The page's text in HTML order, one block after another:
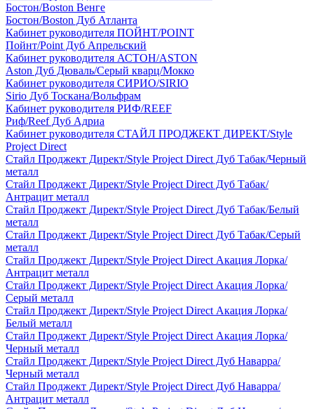
Бостон/Boston Венге
Бостон/Boston Дуб Атланта
Кабинет руководителя ПОЙНТ/POINT
Пойнт/Point Дуб Апрельский
Кабинет руководителя АСТОН/ASTON
Aston Дуб Дюваль/Серый кварц/Мокко
Кабинет руководителя СИРИО/SIRIO
Sirio Дуб Тоскана/Вольфрам
Кабинет руководителя РИФ/REEF
Риф/Reef Дуб Адриа
Кабинет руководителя СТАЙЛ ПРОДЖЕКТ ДИРЕКТ/Style
Project Direct
Стайл Проджект Директ/Style Project Direct Дуб Табак/Черный
металл
Стайл Проджект Директ/Style Project Direct Дуб Табак/
Антрацит металл
Стайл Проджект Директ/Style Project Direct Дуб Табак/Белый
металл
Стайл Проджект Директ/Style Project Direct Дуб Табак/Серый
металл
Стайл Проджект Директ/Style Project Direct Акация Лорка/
Антрацит металл
Стайл Проджект Директ/Style Project Direct Акация Лорка/
Серый металл
Стайл Проджект Директ/Style Project Direct Акация Лорка/
Белый металл
Стайл Проджект Директ/Style Project Direct Акация Лорка/
Черный металл
Стайл Проджект Директ/Style Project Direct Дуб Наварра/
Черный металл
Стайл Проджект Директ/Style Project Direct Дуб Наварра/
Антрацит металл